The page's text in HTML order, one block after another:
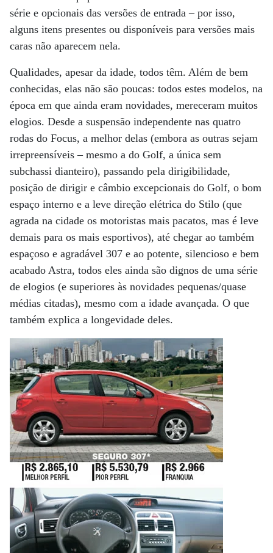
série e opcionais das versões de entrada – por isso,
alguns itens presentes ou disponíveis para versões mais
caras não aparecem nela.
Qualidades, apesar da idade, todos têm. Além de bem
conhecidas, elas não são poucas: todos estes modelos, na
época em que ainda eram novidades, mereceram muitos
elogios. Desde a suspensão independente nas quatro
rodas do Focus, a melhor delas (embora as outras sejam
irrepreensíveis – mesmo a do Golf, a única sem
subchassi dianteiro), passando pela dirigibilidade,
posição de dirigir e câmbio excepcionais do Golf, o bom
espaço interno e a leve direção elétrica do Stilo (que
agrada na cidade os motoristas mais pacatos, mas é leve
demais para os mais esportivos), até chegar ao também
espaçoso e agradável 307 e ao potente, silencioso e bem
acabado Astra, todos eles ainda são dignos de uma série
de elogios (e superiores às novidades pequenas/quase
médias citadas), mesmo com a idade avançada. O que
também explica a longevidade deles.